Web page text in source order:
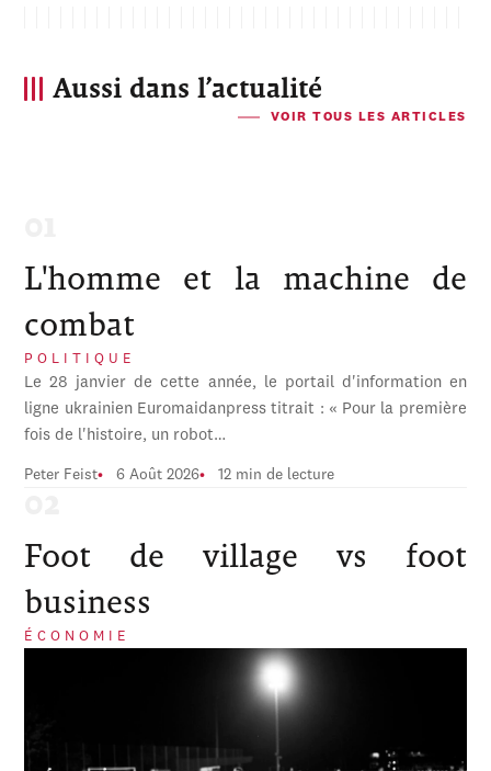
Aussi dans l’actualité
VOIR TOUS LES ARTICLES
L'homme et la machine de
combat
POLITIQUE
Le 28 janvier de cette année, le portail d'information en
ligne ukrainien Euromaidanpress titrait : « Pour la première
fois de l'histoire, un robot…
Peter Feist 6 Août 2026 12 min de lecture
Foot de village vs foot
business
ÉCONOMIE